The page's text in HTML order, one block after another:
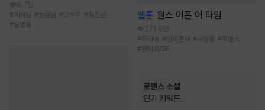
8.7만
# 계략남 #능글남 #고수위 #직진남
#동양풍
웹툰 원스 어폰 어 타임
271.6만
#드라마 #인외존재 #서양풍 #로맨스
#판타지/SF
로맨스 소설
인기 키워드